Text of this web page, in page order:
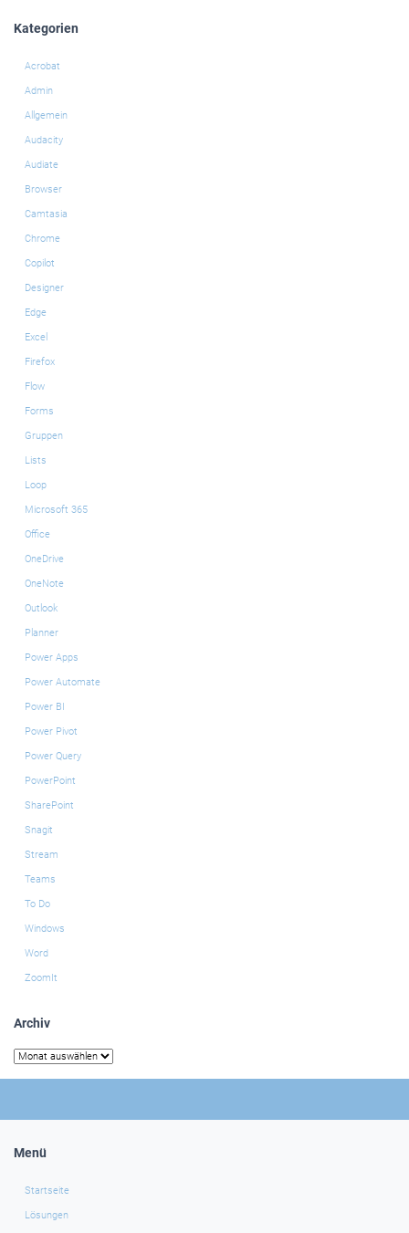
Kategorien
Acrobat
Admin
Allgemein
Audacity
Audiate
Browser
Camtasia
Chrome
Copilot
Designer
Edge
Excel
Firefox
Flow
Forms
Gruppen
Lists
Loop
Microsoft 365
Office
OneDrive
OneNote
Outlook
Planner
Power Apps
Power Automate
Power BI
Power Pivot
Power Query
PowerPoint
SharePoint
Snagit
Stream
Teams
To Do
Windows
Word
ZoomIt
Archiv
Archiv
Menü
Startseite
Lösungen